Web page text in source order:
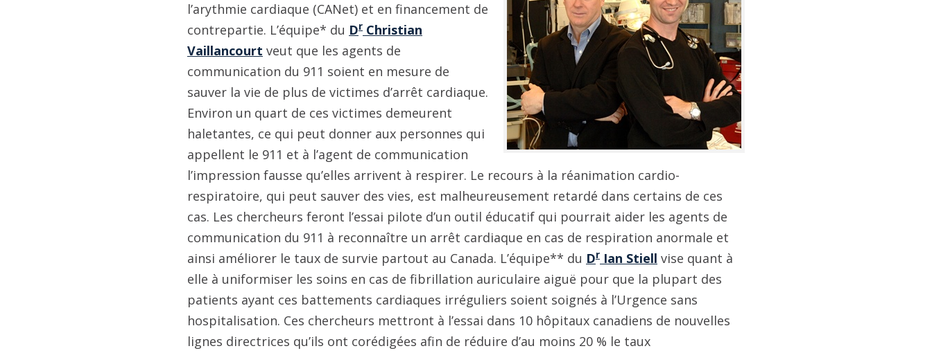
l’arythmie cardiaque (CANet) et en financement de
contrepartie. L’équipe* du Dr Christian
Vaillancourt veut que les agents de
communication du 911 soient en mesure de
sauver la vie de plus de victimes d’arrêt cardiaque.
Environ un quart de ces victimes demeurent
haletantes, ce qui peut donner aux personnes qui
appellent le 911 et à l’agent de communication
l’impression fausse qu’elles arrivent à respirer. Le recours à la réanimation cardio-
respiratoire, qui peut sauver des vies, est malheureusement retardé dans certains de ces
cas. Les chercheurs feront l’essai pilote d’un outil éducatif qui pourrait aider les agents de
communication du 911 à reconnaître un arrêt cardiaque en cas de respiration anormale et
ainsi améliorer le taux de survie partout au Canada. L’équipe** du Dr Ian Stiell vise quant à
elle à uniformiser les soins en cas de fibrillation auriculaire aiguë pour que la plupart des
patients ayant ces battements cardiaques irréguliers soient soignés à l’Urgence sans
hospitalisation. Ces chercheurs mettront à l’essai dans 10 hôpitaux canadiens de nouvelles
lignes directrices qu’ils ont corédigées afin de réduire d’au moins 20 % le taux